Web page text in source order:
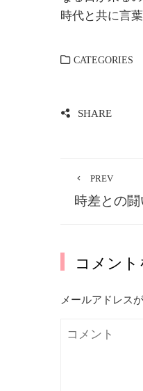
時代と共に言
CATEGORIES
SHARE
PREV
時差との闘
コメン
メールアドレス